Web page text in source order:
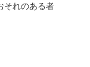
それのある者